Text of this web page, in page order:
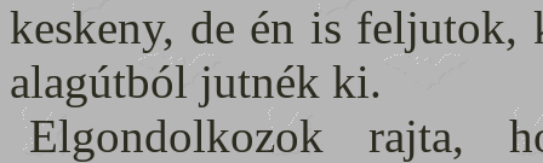
keskeny, de én is feljutok,
alagútból jutnék ki.
Elgondolkozok rajta,